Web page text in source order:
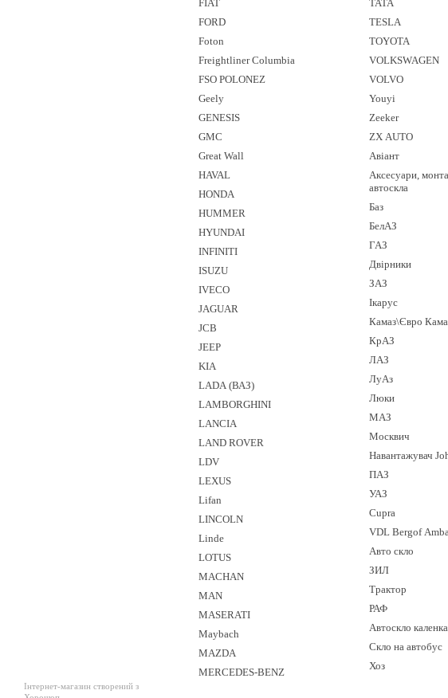
Інтернет-магазин створений з
FIAT
FORD
Foton
Freightliner Columbia
FSO POLONEZ
Geely
GENESIS
GMC
Great Wall
HAVAL
HONDA
HUMMER
HYUNDAI
INFINITI
ISUZU
IVECO
JAGUAR
JCB
JEEP
KIA
LADA (ВАЗ)
LAMBORGHINI
LANCIA
LAND ROVER
LDV
LEXUS
Lifan
LINCOLN
Linde
LOTUS
MACHAN
MAN
MASERATI
Maybach
MAZDA
MERCEDES-BENZ
TATA
TESLA
TOYOTA
VOLKSWAGEN
VOLVO
Youyi
Zeeker
ZX AUTO
Авіант
Аксесуари,
автоскла
Баз
БелАЗ
ГАЗ
Двірники
ЗАЗ
Ікарус
Камаз\Євро
КрАЗ
ЛАЗ
ЛуАз
Люки
МАЗ
Москвич
Навантажувач
ПАЗ
УАЗ
Cupra
VDL Bergof
Авто скло
ЗИЛ
Трактор
РАФ
Автоскло
Скло на автобус
Хоз